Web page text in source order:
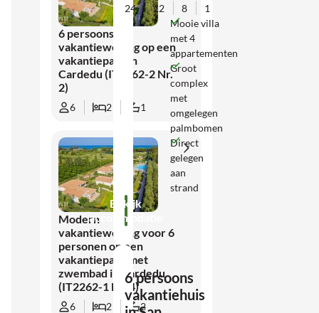
6 persoons
vakantiewoning op een
vakantiepark in
Cardedu (IT2262-2 Nr.
2)
6 2 1
Modern
vakantiewoning voor 6
personen op een
vakantiepark met
zwembad in Cardedu
(IT2262-1 Nr. 4)
6 2 2
24
12 8
1
Mooie villa
met 4
appartementen
Groot
complex
met
omgelegen
palmbomen
Direct
gelegen
aan
strand
Bekijk
accommodatie
6 persoons
vakantiehuis